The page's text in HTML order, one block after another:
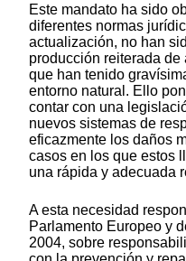
Este mandato ha sido
diferentes normas
actualización, no han
producción reiterada
que han tenido
entorno natural. Ello
contar con una
nuevos sistemas de
eficazmente los daños
casos en los que estos
una rápida y adecuada
A esta necesidad
Parlamento Europeo y
2004, sobre